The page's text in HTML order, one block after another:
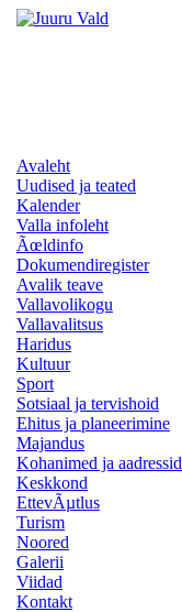
Avaleht
Uudised ja teated
Kalender
Valla infoleht
Ãœldinfo
Dokumendiregister
Avalik teave
Vallavolikogu
Vallavalitsus
Haridus
Kultuur
Sport
Sotsiaal ja tervishoid
Ehitus ja planeerimine
Majandus
Kohanimed ja aadressid
Keskkond
EttevÃµtlus
Turism
Noored
Galerii
Viidad
Kontakt